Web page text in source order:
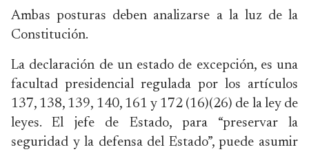
Ambas posturas deben analizarse a la luz de la
Constitución.
La declaración de un estado de excepción, es una
facultad presidencial regulada por los artículos
137, 138, 139, 140, 161 y 172 (16)(26) de la ley de
leyes. El jefe de Estado, para “preservar la
seguridad y la defensa del Estado”, puede asumir